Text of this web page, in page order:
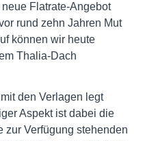
Flatrate-Angebot
rund zehn Jahren Mut
können wir heute
Thalia-Dach
den Verlagen legt
Aspekt ist dabei die
zur Verfügung stehenden